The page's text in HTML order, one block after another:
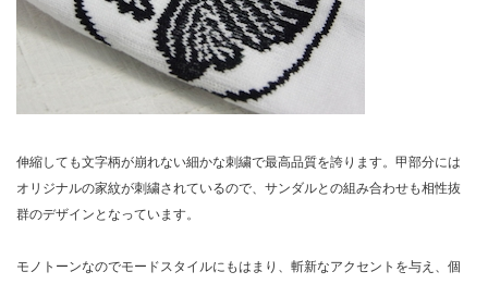
伸縮しても文字柄が崩れない細かな刺繍で最高品質を誇ります。甲部分には
オリジナルの家紋が刺繍されているので、サンダルとの組み合わせも相性抜
群のデザインとなっています。
モノトーンなのでモードスタイルにもはまり、斬新なアクセントを与え、個